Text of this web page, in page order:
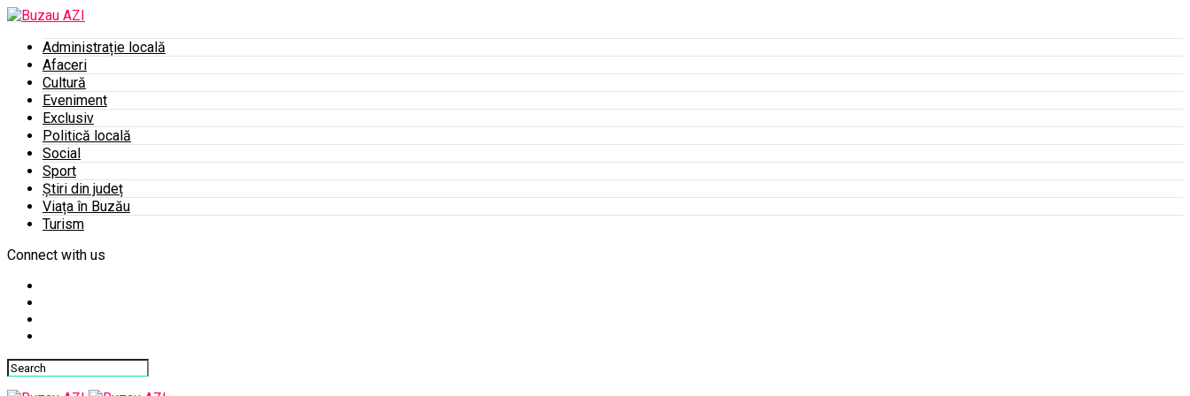
Administrație locală
Afaceri
Cultură
Eveniment
Exclusiv
Politică locală
Social
Sport
Știri din județ
Viața în Buzău
Turism
Connect with us